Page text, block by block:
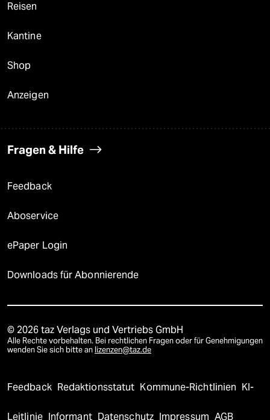
Reisen
Kantine
Shop
Anzeigen
Fragen & Hilfe
Feedback
Aboservice
ePaper Login
Downloads für Abonnierende
© 2026 taz Verlags und Vertriebs GmbH
Alle Rechte vorbehalten. Bei rechtlichen Fragen oder für Genehmigungen
wenden Sie sich bitte an lizenzen@taz.de
Feedback Redaktionsstatut Kommune-Richtlinien KI-
Leitlinie Informant Datenschutz Impressum AGB